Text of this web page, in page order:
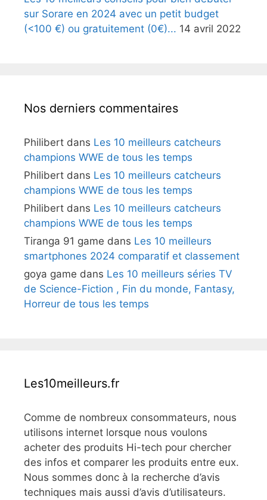
sur Sorare en 2024 avec un petit budget
(<100 €) ou gratuitement (0€)... 14 avril 2022
Nos derniers commentaires
Philibert dans Les 10 meilleurs catcheurs
champions WWE de tous les temps
Philibert dans Les 10 meilleurs catcheurs
champions WWE de tous les temps
Philibert dans Les 10 meilleurs catcheurs
champions WWE de tous les temps
Tiranga 91 game dans Les 10 meilleurs
smartphones 2024 comparatif et classement
goya game dans Les 10 meilleurs séries TV
de Science-Fiction , Fin du monde, Fantasy,
Horreur de tous les temps
Les10meilleurs.fr
Comme de nombreux consommateurs, nous
utilisons internet lorsque nous voulons
acheter des produits Hi-tech pour chercher
des infos et comparer les produits entre eux.
Nous sommes donc à la recherche d’avis
techniques mais aussi d’avis d’utilisateurs.